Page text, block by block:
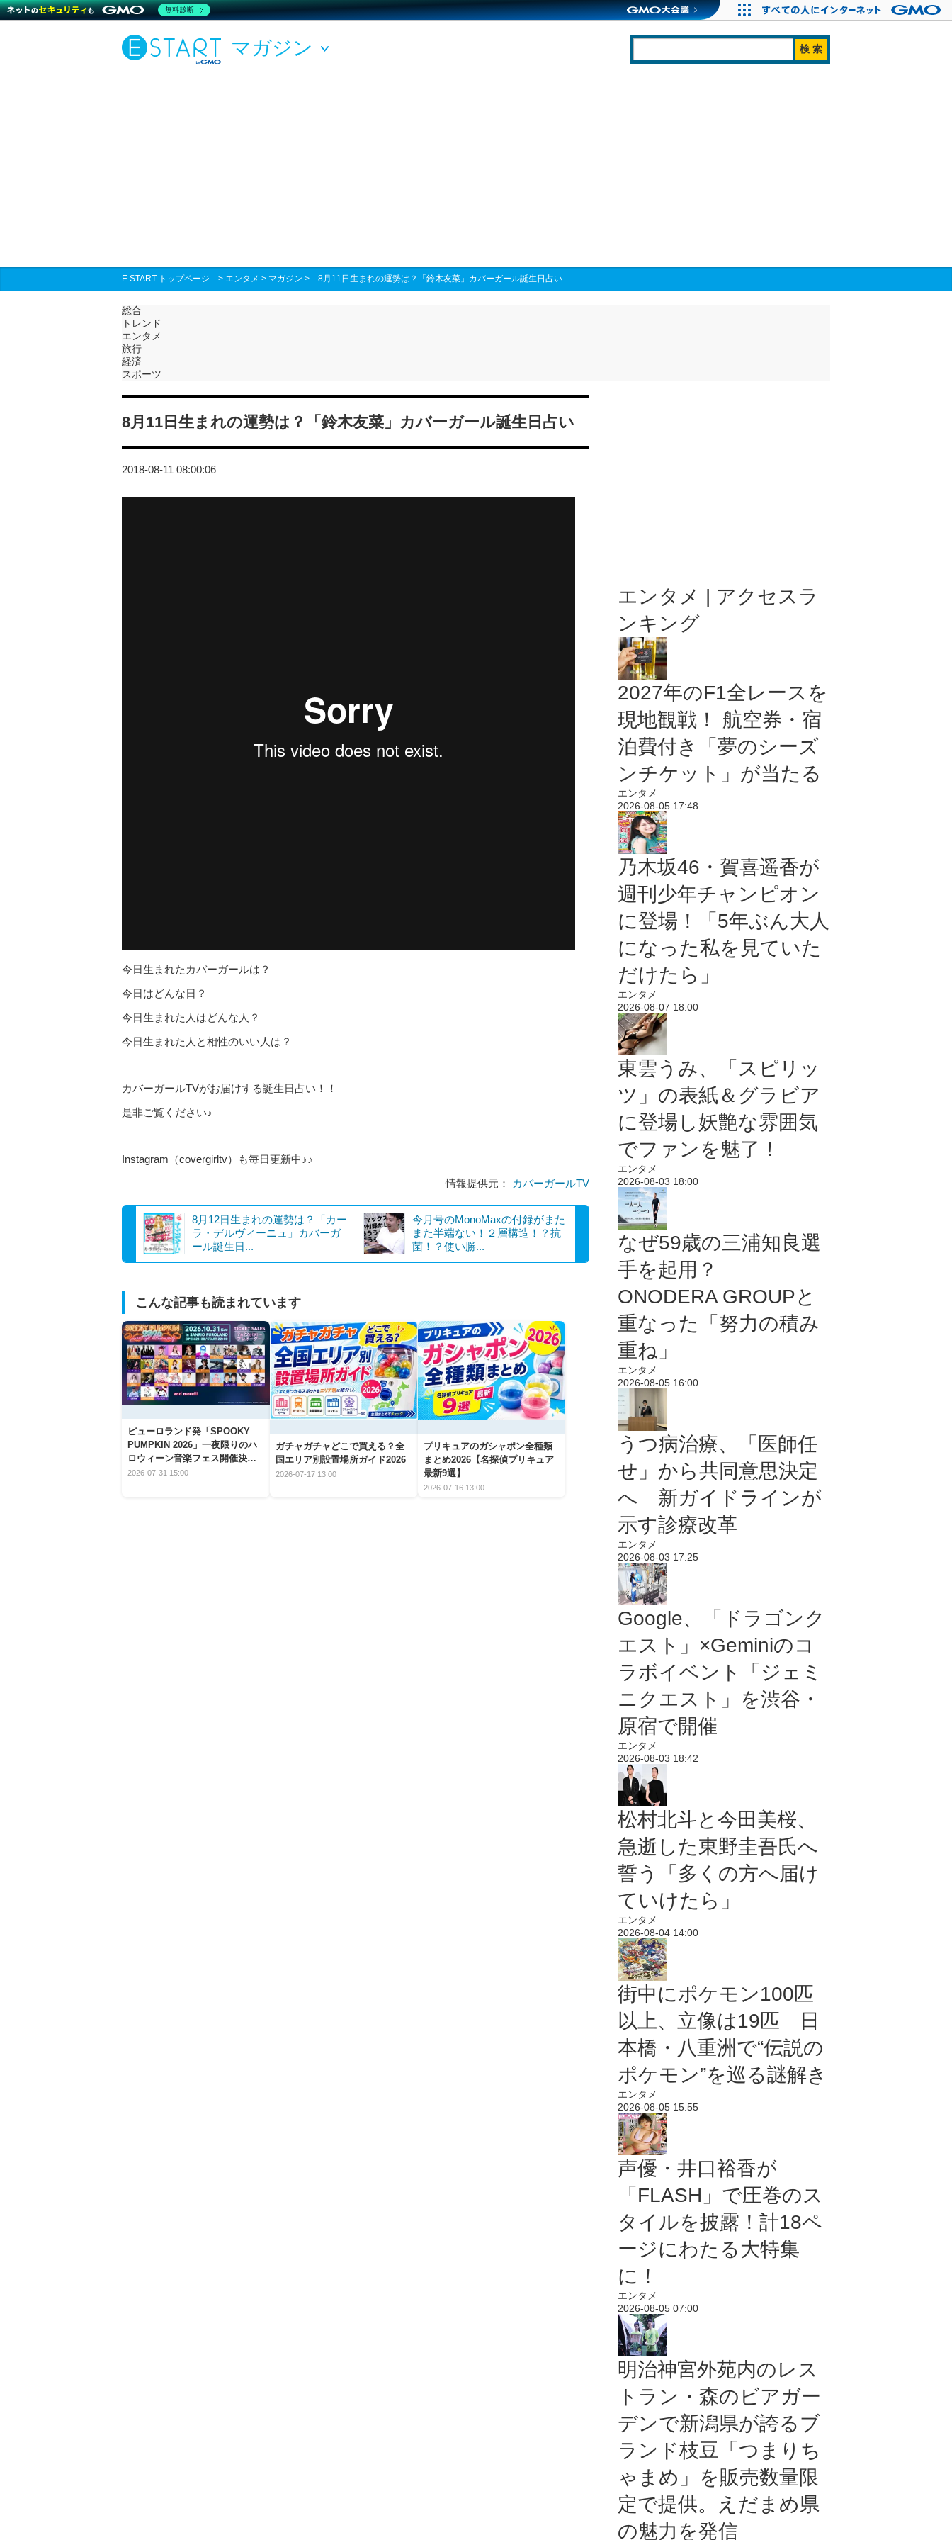
マガジン
E START トップページ > エンタメ > マガジン > 8月11日生まれの運勢は？「鈴木友菜」カバーガール誕生日占い
総合
トレンド
エンタメ
旅行
経済
スポーツ
8月11日生まれの運勢は？「鈴木友菜」カバーガール誕生日占い
2018-08-11 08:00:06
今日生まれたカバーガールは？
今日はどんな日？
今日生まれた人はどんな人？
今日生まれた人と相性のいい人は？
カバーガールTVがお届けする誕生日占い！！
是非ご覧ください♪
Instagram（covergirltv）も毎日更新中♪♪
情報提供元：
カバーガールTV
8月12日生まれの運勢は？「カー
ラ・デルヴィーニュ」カバーガ
ール誕生日...
今月号のMonoMaxの付録がまた
また半端ない！２層構造！？抗
菌！？使い勝...
こんな記事も読まれています
ピューロランド発「SPOOKY
PUMPKIN 2026」一夜限りのハ
ロウィーン音楽フェス開催決
定！
2026-07-31 15:00
ガチャガチャどこで買える？全
国エリア別設置場所ガイド2026
2026-07-17 13:00
プリキュアのガシャポン全種類
まとめ2026【名探偵プリキュア
最新9選】
2026-07-16 13:00
エンタメ | アクセスラ
ンキング
2027年のF1全レースを
現地観戦！ 航空券・宿
泊費付き「夢のシーズ
ンチケット」が当たる
エンタメ
2026-08-05 17:48
乃木坂46・賀喜遥香が
週刊少年チャンピオン
に登場！「5年ぶん大人
になった私を見ていた
だけたら」
エンタメ
2026-08-07 18:00
東雲うみ、「スピリッ
ツ」の表紙＆グラビア
に登場し妖艶な雰囲気
でファンを魅了！
エンタメ
2026-08-03 18:00
なぜ59歳の三浦知良選
手を起用？
ONODERA GROUPと
重なった「努力の積み
重ね」
エンタメ
2026-08-05 16:00
うつ病治療、「医師任
せ」から共同意思決定
へ 新ガイドラインが
示す診療改革
エンタメ
2026-08-03 17:25
Google、「ドラゴンク
エスト」×Geminiのコ
ラボイベント「ジェミ
ニクエスト」を渋谷・
原宿で開催
エンタメ
2026-08-03 18:42
松村北斗と今田美桜、
急逝した東野圭吾氏へ
誓う「多くの方へ届け
ていけたら」
エンタメ
2026-08-04 14:00
街中にポケモン100匹
以上、立像は19匹 日
本橋・八重洲で“伝説の
ポケモン”を巡る謎解き
エンタメ
2026-08-05 15:55
声優・井口裕香が
「FLASH」で圧巻のス
タイルを披露！計18ペ
ージにわたる大特集
に！
エンタメ
2026-08-05 07:00
明治神宮外苑内のレス
トラン・森のビアガー
デンで新潟県が誇るブ
ランド枝豆「つまりち
ゃまめ」を販売数量限
定で提供。えだまめ県
の魅力を発信
無料診断